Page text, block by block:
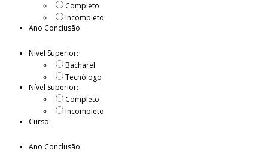
Completo
Incompleto
Ano Conclusão:
Nível Superior:
Bacharel
Tecnólogo
Nível Superior:
Completo
Incompleto
Curso:
Ano Conclusão: